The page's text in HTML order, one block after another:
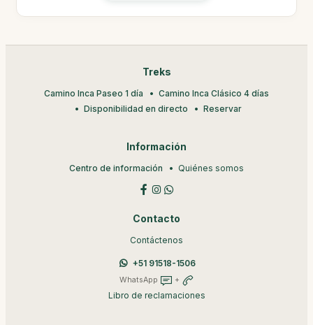
Treks
Camino Inca Paseo 1 día
Camino Inca Clásico 4 días
Disponibilidad en directo
Reservar
Información
Centro de información Quiénes somos
Contacto
Contáctenos
+51 91518-1506
WhatsApp +
Libro de reclamaciones